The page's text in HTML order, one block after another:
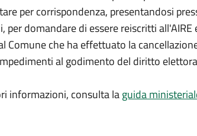
per corrispondenza, presentandosi
per domandare di essere reiscritti
Comune che ha effettuato la
al godimento del diritto
informazioni, consulta laguida